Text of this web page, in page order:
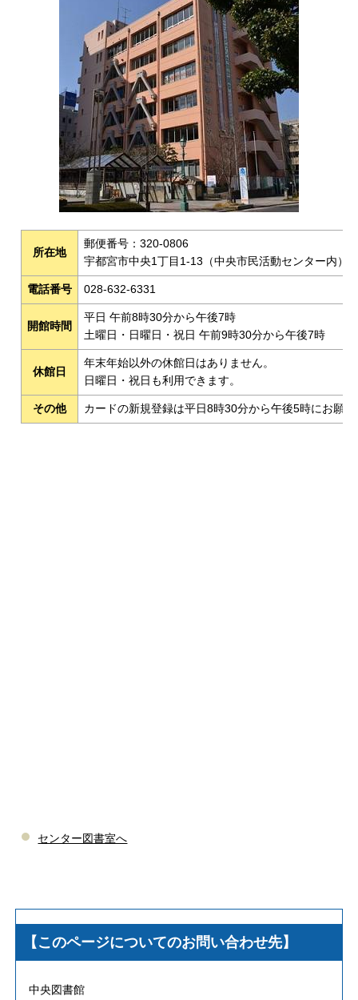
所在地
郵便番号：320-0806
宇都宮市中央1丁目1-13（中央市民活動センター内）
電話番号 028-632-6331
開館時間
平日 午前8時30分から午後7時
土曜日・日曜日・祝日 午前9時30分から午後7時
休館日
年末年始以外の休館日はありません。
日曜日・祝日も利用できます。
その他 カードの新規登録は平日8時30分から午後5時にお願
センター図書室へ
【このページについてのお問い合わせ先】
中央図書館